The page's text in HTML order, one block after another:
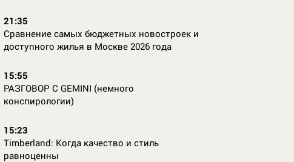
21:35
Сравнение самых бюджетных новостроек и
доступного жилья в Москве 2026 года
15:55
РАЗГОВОР С GEMINI (немного
конспирологии)
15:23
Timberland: Когда качество и стиль
равноценны